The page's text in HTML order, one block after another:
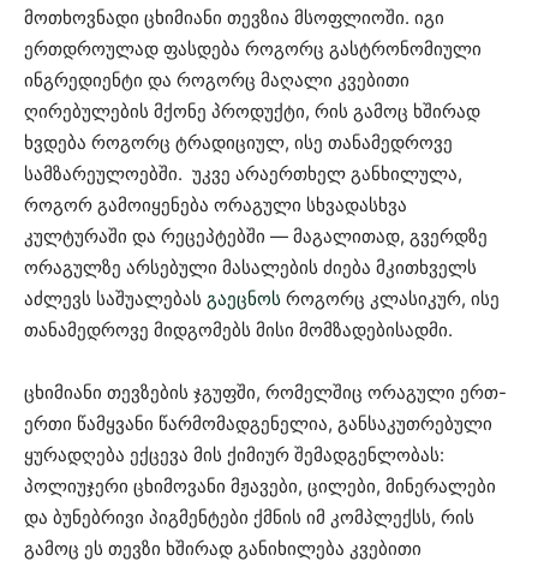
მოთხოვნადი ცხიმიანი თევზია მსოფლიოში. იგი
ერთდროულად ფასდება როგორც გასტრონომიული
ინგრედიენტი და როგორც მაღალი კვებითი
ღირებულების მქონე პროდუქტი, რის გამოც ხშირად
ხვდება როგორც ტრადიციულ, ისე თანამედროვე
სამზარეულოებში. უკვე არაერთხელ განხილულა,
როგორ გამოიყენება ორაგული სხვადასხვა
კულტურაში და რეცეპტებში — მაგალითად, გვერდზე
ორაგულზე არსებული მასალების ძიება მკითხველს
აძლევს საშუალებას გაეცნოს როგორც კლასიკურ, ისე
თანამედროვე მიდგომებს მისი მომზადებისადმი.
ცხიმიანი თევზების ჯგუფში, რომელშიც ორაგული ერთ-
ერთი წამყვანი წარმომადგენელია, განსაკუთრებული
ყურადღება ექცევა მის ქიმიურ შემადგენლობას:
პოლიუჯერი ცხიმოვანი მჟავები, ცილები, მინერალები
და ბუნებრივი პიგმენტები ქმნის იმ კომპლექსს, რის
გამოც ეს თევზი ხშირად განიხილება კვებითი